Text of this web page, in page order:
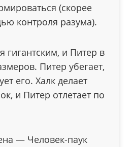
(скорее
контроля разума).
гигантским, и Питер в
Питер убегает,
его. Халк делает
и Питер отлетает по
— Человек-паук